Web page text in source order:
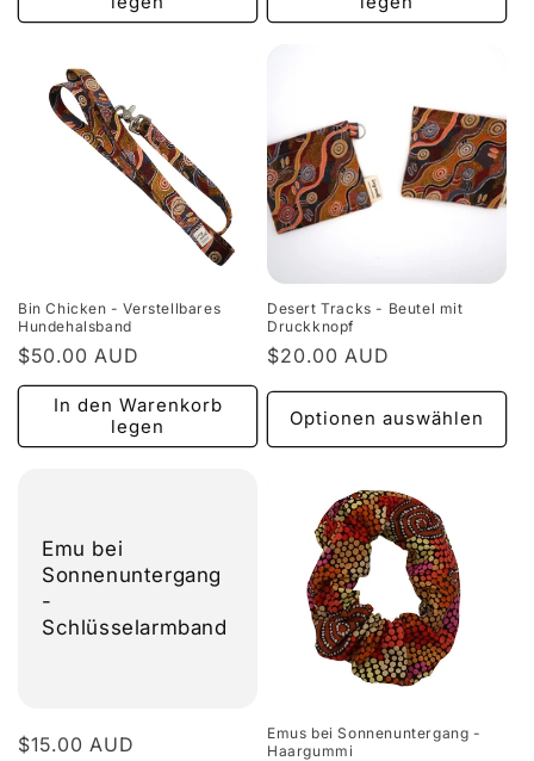
Bin Chicken - Verstellbares
Hundehalsband
Normaler
Preis
$50.00 AUD
In den Warenkorb
legen
Desert Tracks - Beutel mit
Druckknopf
Normaler
$20.00 AUD
Optionen auswählen
Emu bei
Sonnenuntergang
-
Schlüsselarmband
Normaler
$15.00 AUD
Emus bei Sonnenuntergang -
Haargummi